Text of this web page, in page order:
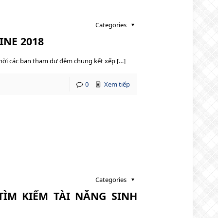
Categories
2018
các bạn tham dự đêm chung kết xếp […]
0 Xem tiếp
Categories
KIẾM TÀI NĂNG SINH